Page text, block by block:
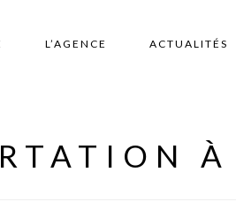
L’AGENCE ACTUALITÉS
À